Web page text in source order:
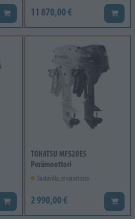
Lisää koriin11 870,00 € Lisää
Lisää koriin
TOHATSU MFS20ES
Perämoottori
Saatavilla, ei varastossa
2 990,00 € Lisää